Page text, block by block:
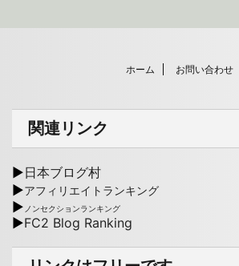
ホーム お問い合わせ
関連リンク
▶日本ブログ村
▶アフィリエイトランキング
▶ ノンセクションランキング
▶FC2 Blog Ranking